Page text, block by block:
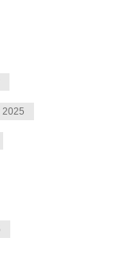
2025